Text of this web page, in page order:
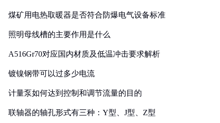
煤矿用电热取暖器是否符合防爆电气设备标准
照明母线槽的主要作用是什么
A516Gr70对应国内材质及低温冲击要求解析
镀镍钢带可以过多少电流
计量泵如何达到控制和调节流量的目的
联轴器的轴孔形式有三种：Y型、J型、Z型